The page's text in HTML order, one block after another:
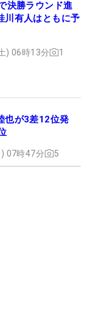
決勝ラウンド進
有人はともに予
) 06時13分 1
也が3差12位発
07時47分 5